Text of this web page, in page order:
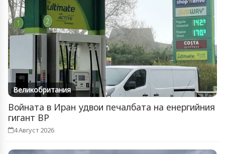
Великобритания
Войната в Иран удвои печалбата на енергийния
гигант BP
4 Август 2026